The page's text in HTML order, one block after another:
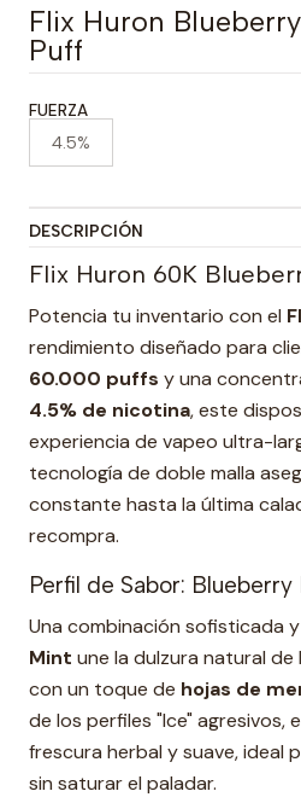
Flix Huron
Puff
FUERZA
4.5%
DESCRIPCIÓN
Flix Huron 60K
Potencia tu inventario con el
rendimiento diseñado para
60.000 puffs y una
4.5% de nicotina, este
experiencia de vapeo ultra-
tecnología de doble malla
constante hasta la última
recompra.
Perfil de Sabor: Blueberry
Una combinación sofisticada
Mint une la dulzura natural de
con un toque de hojas de
de los perfiles "Ice" agresivos,
frescura herbal y suave, ideal
sin saturar el paladar.